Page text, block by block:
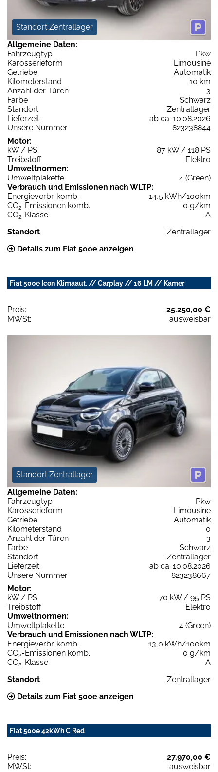
Standort Zentrallager
Allgemeine Daten:
Fahrzeugtyp
Pkw
Karosserieform
Limousine
Getriebe
Automatik
Kilometerstand
10 km
Anzahl der Türen
3
Farbe
Schwarz
Standort
Zentrallager
Lieferzeit
ab ca. 10.08.2026
Unsere Nummer
823238844
Motor:
kW / PS
87 kW / 118 PS
Treibstoff
Elektro
Umweltnormen:
Umweltplakette
4 (Green)
Verbrauch und Emissionen nach WLTP:
Energieverbr. komb.
14,5 kWh/100km
CO2-Emissionen komb.
0 g/km
CO2-Klasse
A
Standort
Zentrallager
Details zum Fiat 500e anzeigen
Fiat 500e Icon Klimaaut. // Carplay // 16 LM // Kamer
Preis:
25.250,00 €
MWSt:
ausweisbar
Standort Zentrallager
Allgemeine Daten:
Fahrzeugtyp
Pkw
Karosserieform
Limousine
Getriebe
Automatik
Kilometerstand
0
Anzahl der Türen
3
Farbe
Schwarz
Standort
Zentrallager
Lieferzeit
ab ca. 10.08.2026
Unsere Nummer
823238667
Motor:
kW / PS
70 kW / 95 PS
Treibstoff
Elektro
Umweltnormen:
Umweltplakette
4 (Green)
Verbrauch und Emissionen nach WLTP:
Energieverbr. komb.
13,0 kWh/100km
CO2-Emissionen komb.
0 g/km
CO2-Klasse
A
Standort
Zentrallager
Details zum Fiat 500e anzeigen
Fiat 500e 42kWh C Red
Preis:
27.970,00 €
MWSt:
ausweisbar